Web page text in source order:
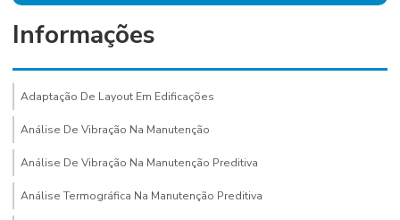
Informações
Adaptação De Layout Em Edificações
Análise De Vibração Na Manutenção
Análise De Vibração Na Manutenção Preditiva
Análise Termográfica Na Manutenção Preditiva